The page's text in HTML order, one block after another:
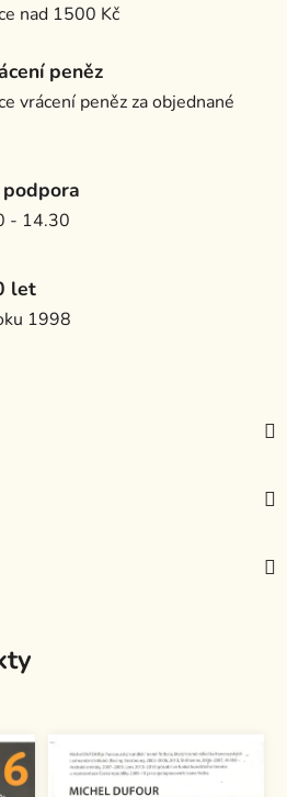
nad 1500 Kč
peněz
vrácení peněz za objednané
podpora
- 14.30
let
1998